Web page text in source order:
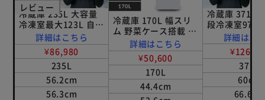
レビュー
冷蔵庫 235L 大容量
冷凍室最大123L 自動
霜取り 冷凍/冷蔵切り
替えセレクトルーム
搭載 幅56.2cm
IRSN-HF24A-W ホワ
イト
詳細はこちら
¥86,980
235L
56.2cm
56.3cm
冷蔵庫 170L 幅スリ
ム 野菜ケース搭載 一
人暮らし 家庭用 2ド
ア IRSD-17A-W ホワ
イト
詳細はこちら
¥50,600
170L
44.4cm
冷蔵庫 371L
段冷凍室97L
取り 家庭用
IRSN-37A-W
ト
詳細はこ
371L
60cm
66.6cm